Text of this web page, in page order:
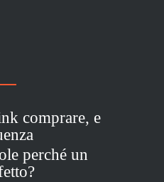
comprare, e
perché un